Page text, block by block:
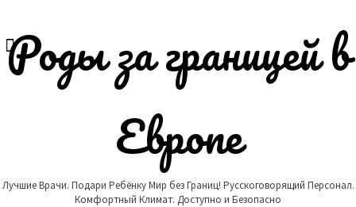
content
Роды за границей в
Европе
Лучшие Врачи. Подари Ребёнку Мир без Границ! Русскоговорящий Персонал.
Комфортный Климат. Доступно и Безопасно